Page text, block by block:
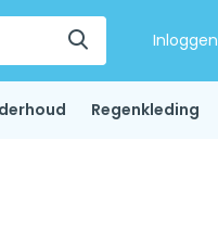
Inloggen
Regenkleding